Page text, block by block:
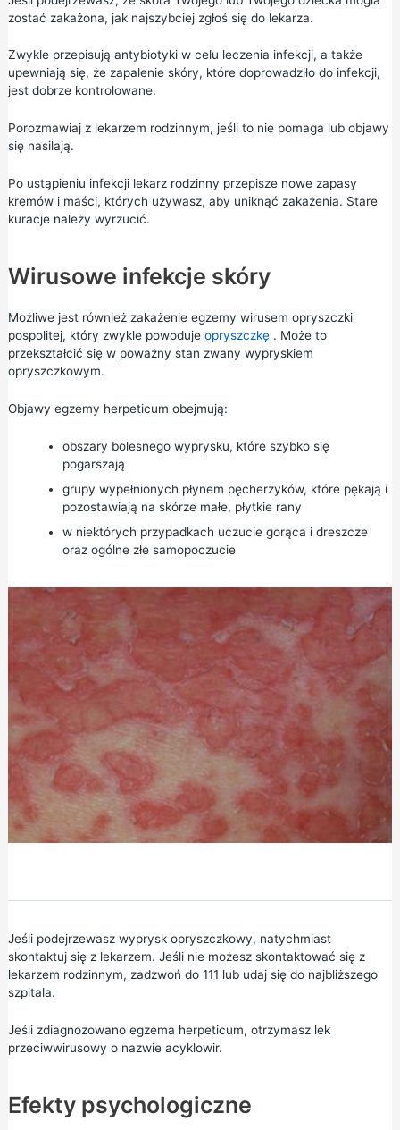
zostać zakażona, jak najszybciej zgłoś się do lekarza.
Zwykle przepisują antybiotyki w celu leczenia infekcji, a także
upewniają się, że zapalenie skóry, które doprowadziło do infekcji,
jest dobrze kontrolowane.
Porozmawiaj z lekarzem rodzinnym, jeśli to nie pomaga lub objawy
się nasilają.
Po ustąpieniu infekcji lekarz rodzinny przepisze nowe zapasy
kremów i maści, których używasz, aby uniknąć zakażenia. Stare
kuracje należy wyrzucić.
Wirusowe infekcje skóry
Możliwe jest również zakażenie egzemy wirusem opryszczki
pospolitej, który zwykle powoduje opryszczkę. Może to
przekształcić się w poważny stan zwany wypryskiem
opryszczkowym.
Objawy egzemy herpeticum obejmują:
obszary bolesnego wyprysku, które szybko się
pogarszają
grupy wypełnionych płynem pęcherzyków, które pękają i
pozostawiają na skórze małe, płytkie rany
w niektórych przypadkach uczucie gorąca i dreszcze
oraz ogólne złe samopoczucie
Jeśli podejrzewasz wyprysk opryszczkowy, natychmiast
skontaktuj się z lekarzem. Jeśli nie możesz skontaktować się z
lekarzem rodzinnym, zadzwoń do 111 lub udaj się do najbliższego
szpitala.
Jeśli zdiagnozowano egzema herpeticum, otrzymasz lek
przeciwwirusowy o nazwie acyklowir.
Efekty psychologiczne